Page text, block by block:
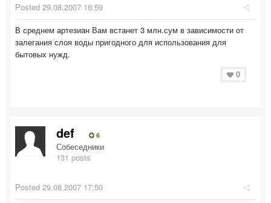
Posted 29.08.2007 16:59
В среднем артезиан Вам встанет 3 млн.сум в зависимости от
залегания слоя воды пригодного для использования для
бытовых нужд.
0
def 6
Собеседники
131 posts
Posted 29.08.2007 17:50